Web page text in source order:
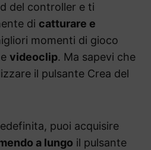
del controller e ti
di catturare e
momenti di gioco
e videoclip. Ma sapevi che
il pulsante Crea del
puoi acquisire
a lungo il pulsante